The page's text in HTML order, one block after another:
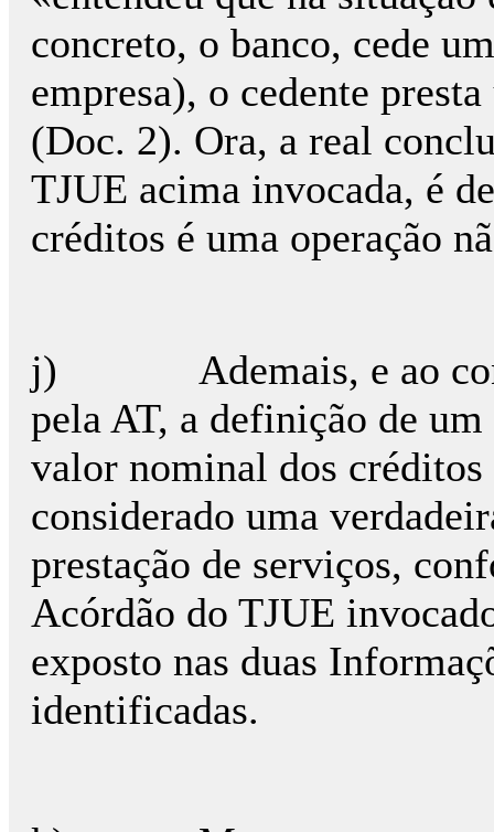
concreto, o banco, cede
empresa), o cedente
(Doc. 2). Ora, a real
TJUE acima invocada, é
créditos é uma operação
j) Ademais, e ao
pela AT, a definição de
valor nominal dos créditos
considerado uma
prestação de serviços,
Acórdão do TJUE
exposto nas duas
identificadas.